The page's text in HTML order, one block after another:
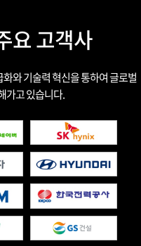
요 고객사
와 기술력 혁신을 통하여 글로벌
가고 있습니다.